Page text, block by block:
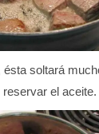
ésta soltará
el aceite.